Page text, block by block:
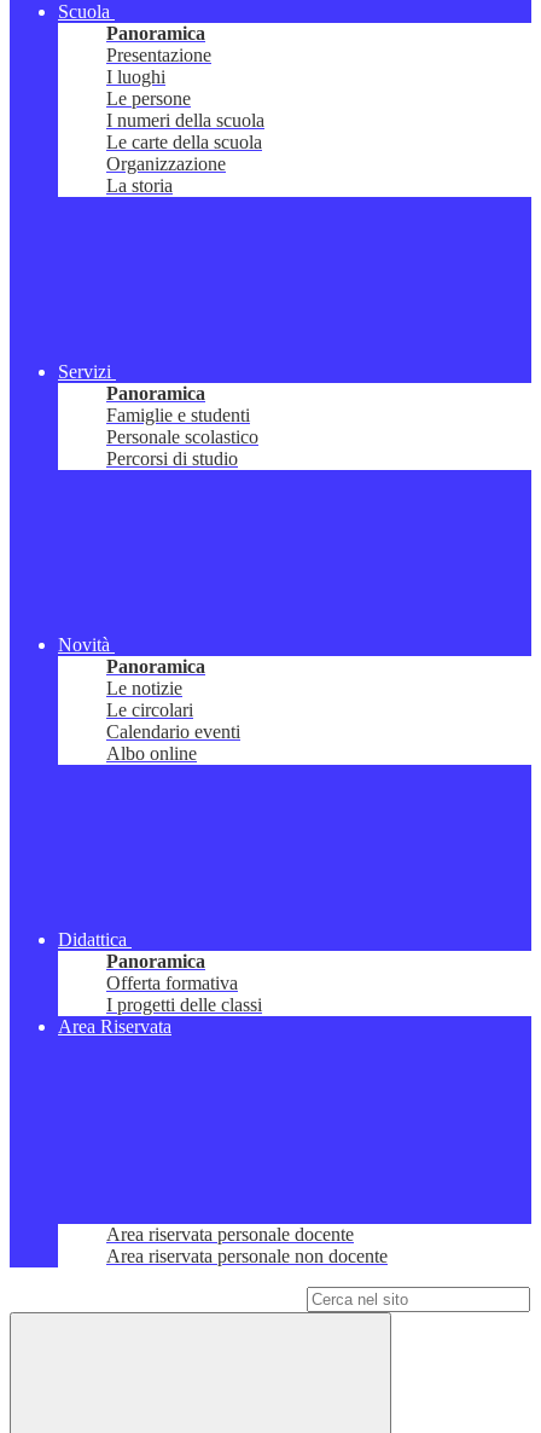
Scuola
Panoramica
Presentazione
I luoghi
Le persone
I numeri della scuola
Le carte della scuola
Organizzazione
La storia
Servizi
Panoramica
Famiglie e studenti
Personale scolastico
Percorsi di studio
Novità
Panoramica
Le notizie
Le circolari
Calendario eventi
Albo online
Didattica
Panoramica
Offerta formativa
I progetti delle classi
Area Riservata
Area riservata personale docente
Area riservata personale non docente